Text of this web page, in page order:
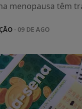
menopausa têm
- 09 DE AGO